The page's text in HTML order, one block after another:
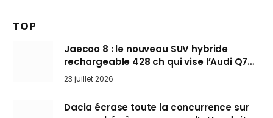
TOP
Jaecoo 8 : le nouveau SUV hybride
rechargeable 428 ch qui vise l’Audi Q7
arrive en Europe cet automne
23 juillet 2026
Dacia écrase toute la concurrence sur